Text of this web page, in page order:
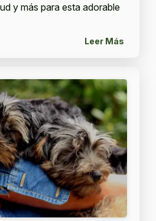
y más para esta adorable
Leer Más